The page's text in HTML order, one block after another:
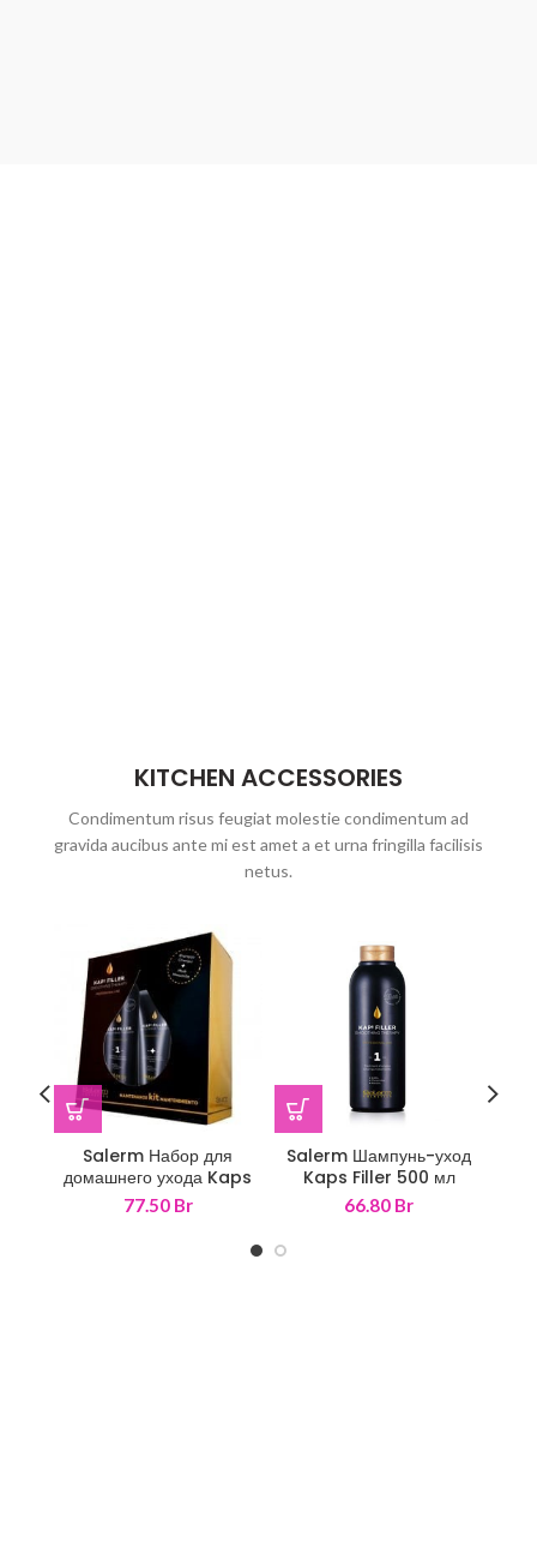
KITCHEN ACCESSORIES
Condimentum risus feugiat molestie condimentum ad
gravida aucibus ante mi est amet a et urna fringilla facilisis
netus.
Salerm Набор для
домашнего ухода Kaps
Filler 500+200 мл
77.50 Br
Salerm Шампунь-уход
Kaps Filler 500 мл
66.80 Br